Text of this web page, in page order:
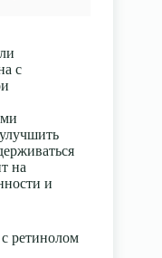
с
на
и
ретинолом